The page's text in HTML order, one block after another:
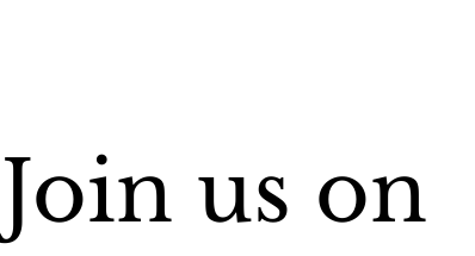
Join us on